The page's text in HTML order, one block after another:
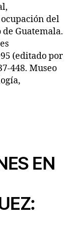
del
Guatemala.
(editado por
448. Museo
EN